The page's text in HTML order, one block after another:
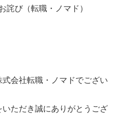
詫び（転職・ノマド）
会社転職・ノマドでござい
ただき誠にありがとうござ